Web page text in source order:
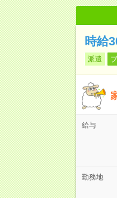
時給
派遣
給与
勤務地